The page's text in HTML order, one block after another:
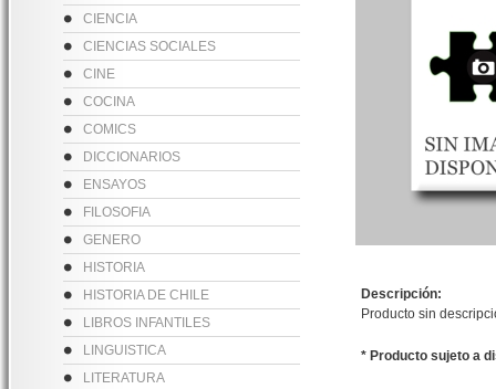
CIENCIA
CIENCIAS SOCIALES
CINE
COCINA
COMICS
DICCIONARIOS
ENSAYOS
FILOSOFIA
GENERO
HISTORIA
HISTORIA DE CHILE
LIBROS INFANTILES
LINGUISTICA
LITERATURA
Descripción:
Producto sin
* Producto sujeto a